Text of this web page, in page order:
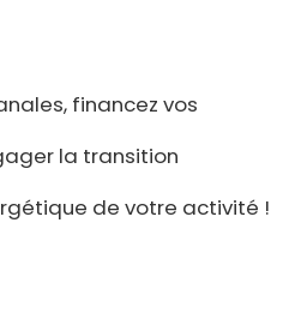
financez vos
la transition
de votre activité !